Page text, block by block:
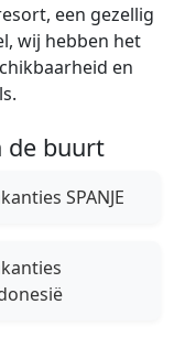
een gezellig
wij hebben het
en
de buurt
SPANJE